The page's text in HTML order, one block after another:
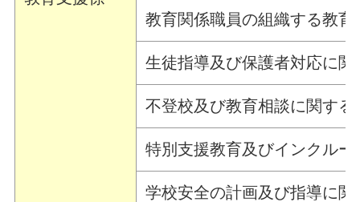
教育関係職員の組織する教
生徒指導及び保護者対応に関
不登校及び教育相談に関する
特別支援教育及びインクル
学校安全の計画及び指導に関